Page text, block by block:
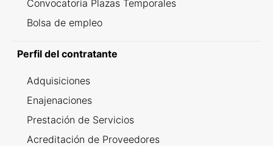
Convocatoria Plazas Temporales
Bolsa de empleo
Perfil del contratante
Adquisiciones
Enajenaciones
Prestación de Servicios
Acreditación de Proveedores